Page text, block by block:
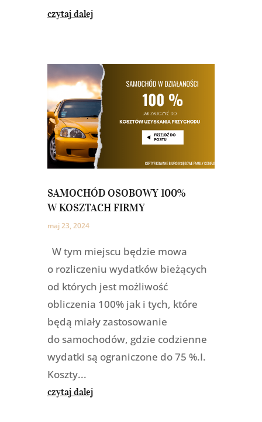
czytaj dalej
SAMOCHÓD OSOBOWY 100%
W KOSZTACH FIRMY
maj 23, 2024
W tym miejscu będzie mowa
o rozliczeniu wydatków bieżących
od których jest możliwość
obliczenia 100% jak i tych, które
będą miały zastosowanie
do samochodów, gdzie codzienne
wydatki są ograniczone do 75 %.I.
Koszty...
czytaj dalej